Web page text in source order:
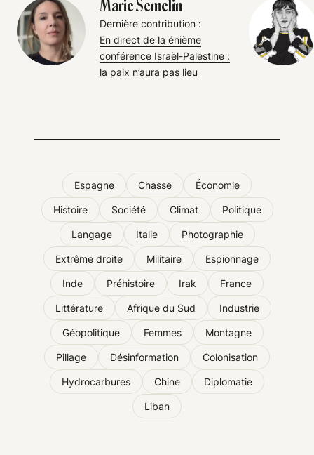
Marie Semelin
Dernière contribution :
En direct de la énième
conférence Israël-Palestine :
la paix n’aura pas lieu
Espagne Chasse Économie
Histoire Société Climat Politique
Langage Italie Photographie
Extrême droite Militaire Espionnage
Inde Préhistoire Irak France
Littérature Afrique du Sud Industrie
Géopolitique Femmes Montagne
Pillage Désinformation Colonisation
Hydrocarbures Chine Diplomatie
Liban